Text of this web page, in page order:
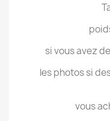
si vous avez
les photos si
vous